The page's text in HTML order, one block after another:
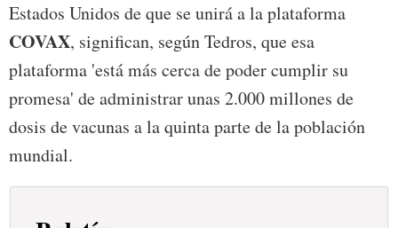
Estados Unidos de que se unirá a la plataforma
COVAX, significan, según Tedros, que esa
plataforma 'está más cerca de poder cumplir su
promesa' de administrar unas 2.000 millones de
dosis de vacunas a la quinta parte de la población
mundial.